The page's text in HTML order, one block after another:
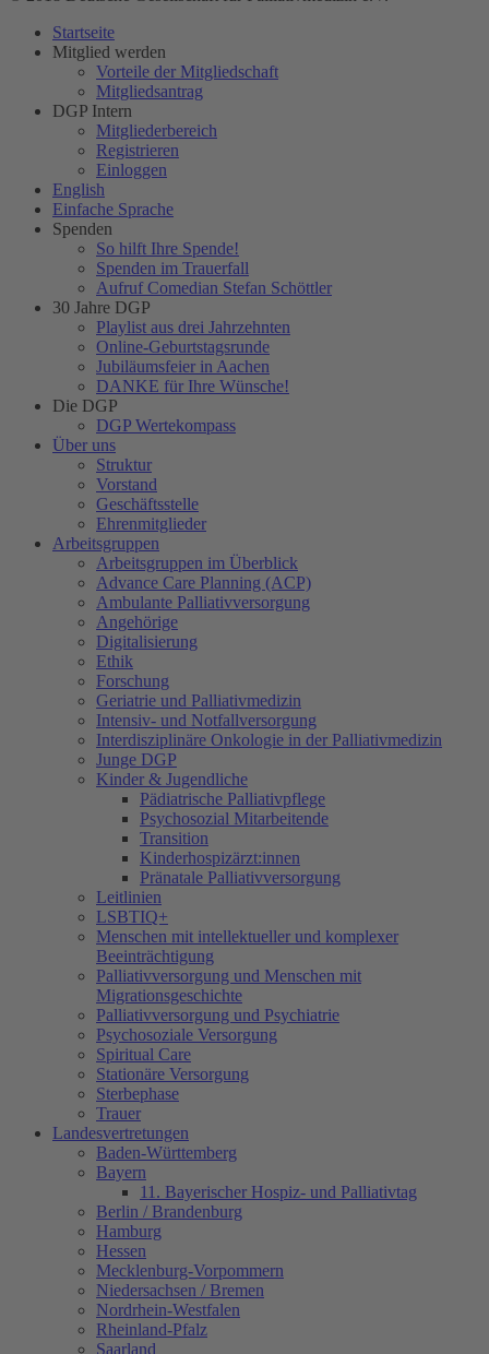
Startseite
Mitglied werden
Vorteile der Mitgliedschaft
Mitgliedsantrag
DGP Intern
Mitgliederbereich
Registrieren
Einloggen
English
Einfache Sprache
Spenden
So hilft Ihre Spende!
Spenden im Trauerfall
Aufruf Comedian Stefan Schöttler
30 Jahre DGP
Playlist aus drei Jahrzehnten
Online-Geburtstagsrunde
Jubiläumsfeier in Aachen
DANKE für Ihre Wünsche!
Die DGP
DGP Wertekompass
Über uns
Struktur
Vorstand
Geschäftsstelle
Ehrenmitglieder
Arbeitsgruppen
Arbeitsgruppen im Überblick
Advance Care Planning (ACP)
Ambulante Palliativversorgung
Angehörige
Digitalisierung
Ethik
Forschung
Geriatrie und Palliativmedizin
Intensiv- und Notfallversorgung
Interdisziplinäre Onkologie in der Palliativmedizin
Junge DGP
Kinder & Jugendliche
Pädiatrische Palliativpflege
Psychosozial Mitarbeitende
Transition
Kinderhospizärzt:innen
Pränatale Palliativversorgung
Leitlinien
LSBTIQ+
Menschen mit intellektueller und komplexer
Beeinträchtigung
Palliativversorgung und Menschen mit
Migrationsgeschichte
Palliativversorgung und Psychiatrie
Psychosoziale Versorgung
Spiritual Care
Stationäre Versorgung
Sterbephase
Trauer
Landesvertretungen
Baden-Württemberg
Bayern
11. Bayerischer Hospiz- und Palliativtag
Berlin / Brandenburg
Hamburg
Hessen
Mecklenburg-Vorpommern
Niedersachsen / Bremen
Nordrhein-Westfalen
Rheinland-Pfalz
Saarland